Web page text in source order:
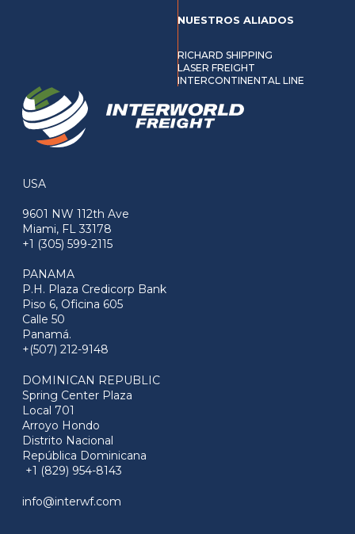
NUESTROS ALIADOS
RICHARD SHIPPING
LASER FREIGHT
INTERCONTINENTAL LINE
USA
9601 NW 112th Ave
Miami, FL 33178
+1 (305) 599-2115
PANAMA
P.H. Plaza Credicorp Bank
Piso 6, Oficina 605
Calle 50
Panamá.
+(507) 212-9148
DOMINICAN REPUBLIC
Spring Center Plaza
Local 701
Arroyo Hondo
Distrito Nacional
República Dominicana
+1 (829) 954-8143
info@interwf.com